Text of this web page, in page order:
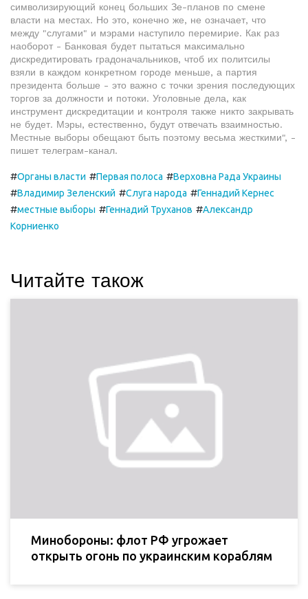
символизирующий конец больших Зе-планов по смене
власти на местах. Но это, конечно же, не означает, что
между "слугами" и мэрами наступило перемирие. Как раз
наоборот - Банковая будет пытаться максимально
дискредитировать градоначальников, чтоб их политсилы
взяли в каждом конкретном городе меньше, а партия
президента больше - это важно с точки зрения последующих
торгов за должности и потоки. Уголовные дела, как
инструмент дискредитации и контроля также никто закрывать
не будет. Мэры, естественно, будут отвечать взаимностью.
Местные выборы обещают быть поэтому весьма жесткими", -
пишет телеграм-канал.
#Органы власти #Первая полоса #Верховна Рада Украины
#Владимир Зеленский #Слуга народа #Геннадий Кернес
#местные выборы #Геннадий Труханов #Александр
Корниенко
Читайте також
Минобороны: флот РФ угрожает
открыть огонь по украинским кораблям